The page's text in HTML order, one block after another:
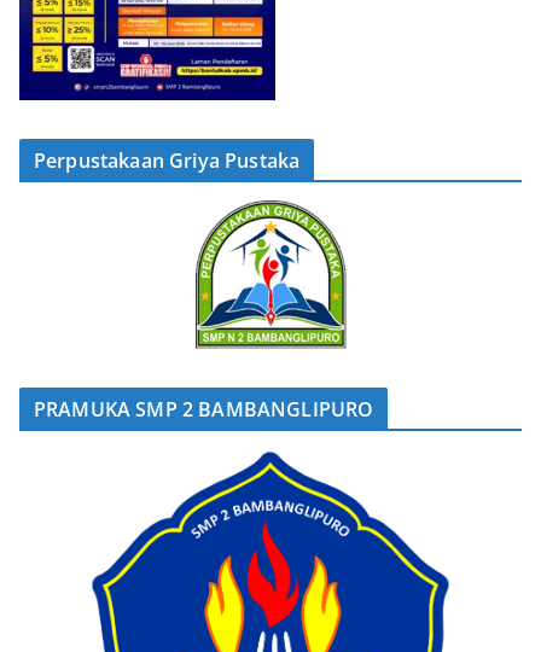
Perpustakaan Griya Pustaka
PRAMUKA SMP 2 BAMBANGLIPURO